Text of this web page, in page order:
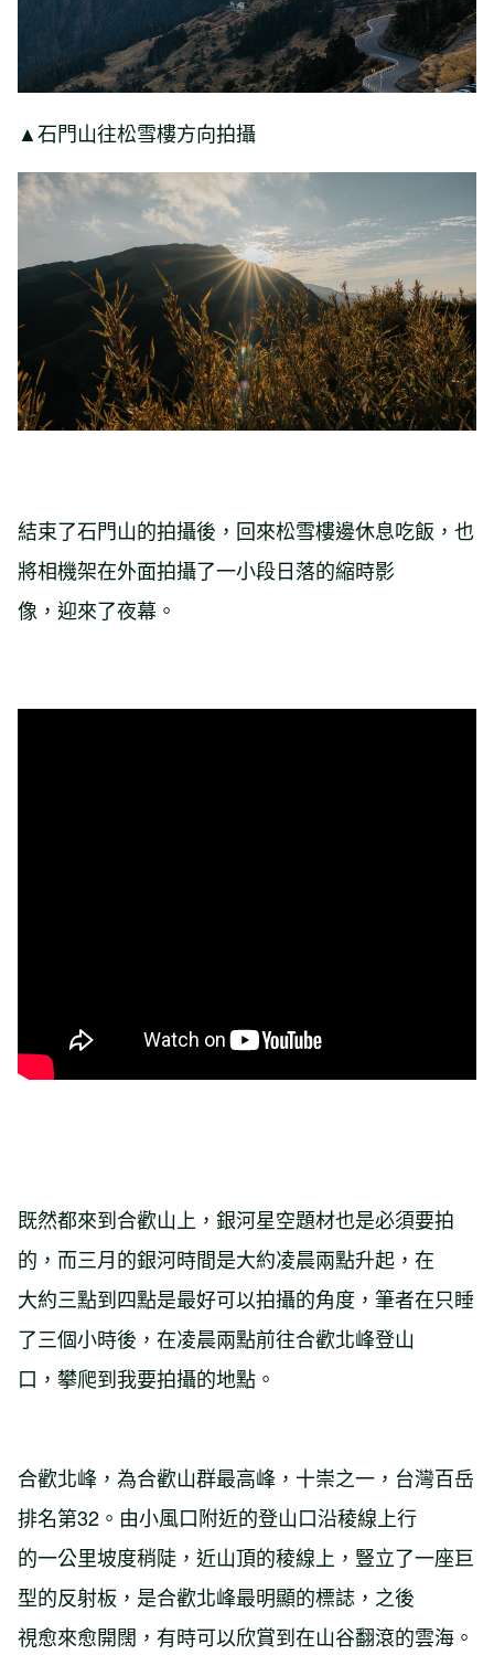
▲石門山往松雪樓方向拍攝
結束了石門山的拍攝後，回來松雪樓邊休息吃飯，也
將相機架在外面拍攝了一小段日落的縮時影
像，迎來了夜幕。
既然都來到合歡山上，銀河星空題材也是必須要拍
的，而三月的銀河時間是大約凌晨兩點升起，在
大約三點到四點是最好可以拍攝的角度，筆者在只睡
了三個小時後，在凌晨兩點前往合歡北峰登山
口，攀爬到我要拍攝的地點。
合歡北峰，為合歡山群最高峰，十崇之一，台灣百岳
排名第32。由小風口附近的登山口沿稜線上行
的一公里坡度稍陡，近山頂的稜線上，豎立了一座巨
型的反射板，是合歡北峰最明顯的標誌，之後
視愈來愈開闊，有時可以欣賞到在山谷翻滾的雲海。